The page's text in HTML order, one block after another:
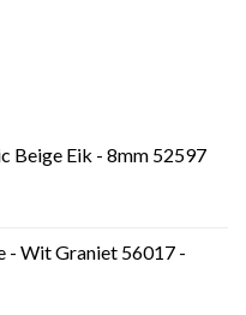
Beige Eik - 8mm 52597
- Wit Graniet 56017 -